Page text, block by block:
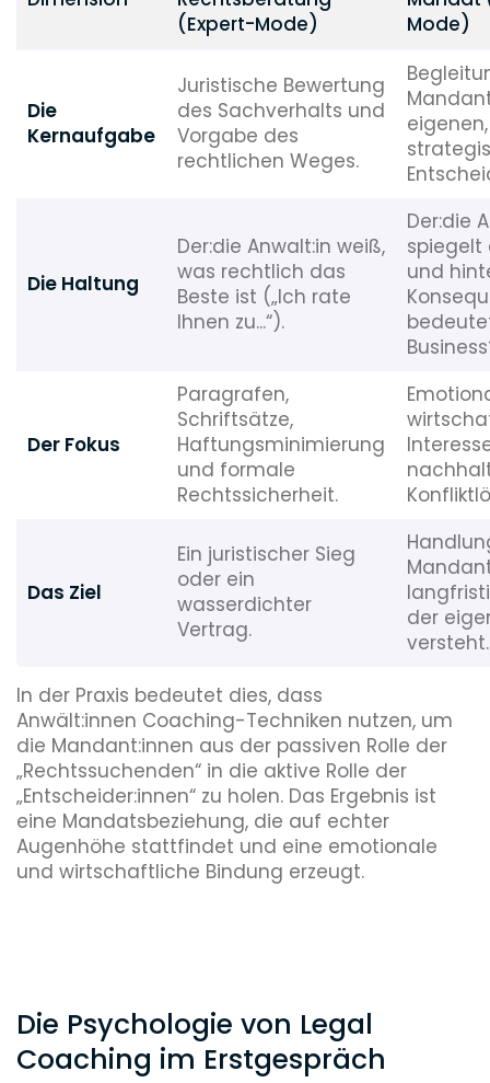
(Expert-Mode)
Mode)
Die
Kernaufgabe
Juristische Bewertung
des Sachverhalts und
Vorgabe des
rechtlichen Weges.
eigenen,
Die Haltung
Der:die Anwalt:in weiß,
was rechtlich das
Beste ist („Ich rate
Ihnen zu...“).
Der:die
spiegelt
und
Der Fokus
Paragrafen,
Schriftsätze,
Haftungsminimierung
und formale
Rechtssicherheit.
Das Ziel
Ein juristischer Sieg
oder ein
wasserdichter
Vertrag.
der
versteht.
In der Praxis bedeutet dies, dass
Anwält:innen Coaching-Techniken nutzen, um
die Mandant:innen aus der passiven Rolle der
„Rechtssuchenden“ in die aktive Rolle der
„Entscheider:innen“ zu holen. Das Ergebnis ist
eine Mandatsbeziehung, die auf echter
Augenhöhe stattfindet und eine emotionale
und wirtschaftliche Bindung erzeugt.
Die Psychologie von Legal
Coaching im Erstgespräch